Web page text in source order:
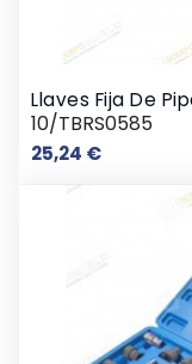
Llaves Fija De
10/TBRS0585
25,24 €Precio